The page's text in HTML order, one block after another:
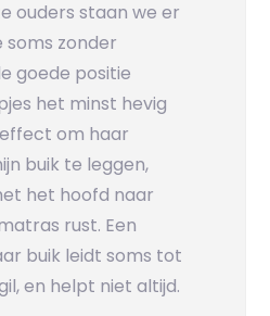
ouders staan we er
soms zonder
goede positie
het minst hevig
om haar
buik te leggen,
het hoofd naar
rust. Een
buik leidt soms tot
en helpt niet altijd.